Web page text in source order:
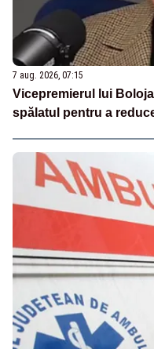
7 aug. 2026, 07:15
Vicepremierul lui
spălatul pentru a